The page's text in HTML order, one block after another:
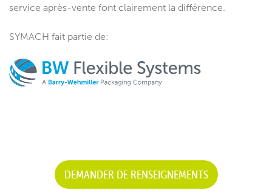
service après-vente font clairement la différence.
SYMACH fait partie de:
DEMANDER DE RENSEIGNEMENTS